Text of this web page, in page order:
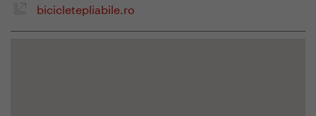
bicicletepliabile.ro